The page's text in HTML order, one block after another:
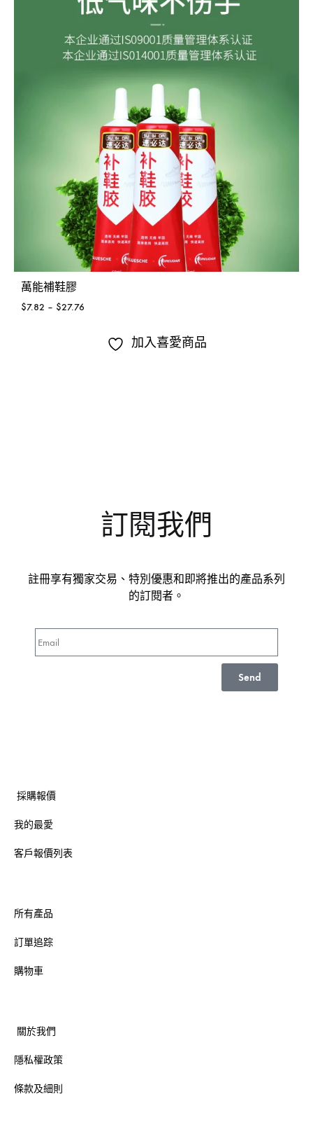
萬能補鞋膠
$7.82 – $27.76
加入喜愛商品
訂閱我們
註冊享有獨家交易、特別優惠和即將推出的產品系列
的訂閱者。
Send
採購報價
我的最愛
客戶報價列表
所有產品
訂單追踪
購物車
關於我們
隱私權政策
條款及細則